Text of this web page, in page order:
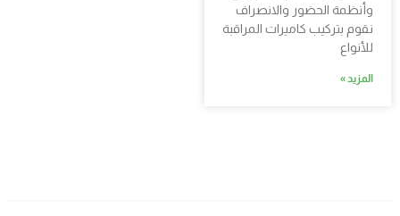
وأنظمة الحضور والانصراف
نقوم بتركيب كاميرات المراقبة
للأنواع
المزيد »